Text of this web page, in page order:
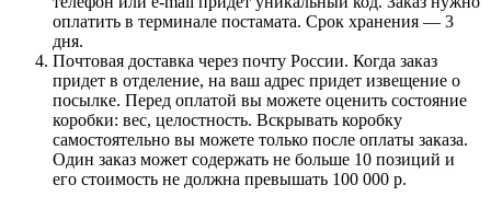
оплатить в терминале постамата. Срок хранения — 3
дня.
Почтовая доставка через почту России. Когда заказ
придет в отделение, на ваш адрес придет извещение о
посылке. Перед оплатой вы можете оценить состояние
коробки: вес, целостность. Вскрывать коробку
самостоятельно вы можете только после оплаты заказа.
Один заказ может содержать не больше 10 позиций и
его стоимость не должна превышать 100 000 р.